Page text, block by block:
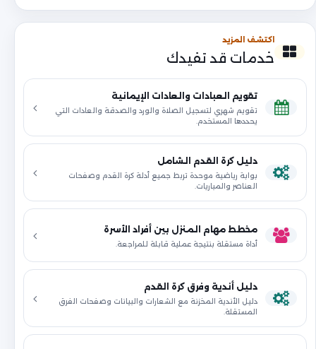
اكتشف المزيد
خدمات قد تفيدك
تقويم العبادات والعادات الإيمانية
تقويم شهري لتسجيل الصلاة والورد والصدقة والعادات التي
يحددها المستخدم.
دليل كرة القدم الشامل
بوابة رياضية موحدة تربط جميع أدلة كرة القدم وصفحات
العناصر والمباريات.
مخطط مهام المنزل بين أفراد الأسرة
أداة مستقلة بنتيجة عملية قابلة للمراجعة.
دليل أندية وفرق كرة القدم
دليل الأندية المخزنة مع الشعارات والبيانات وصفحات الفرق
المستقلة.